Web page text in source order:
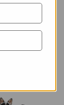
Mainz